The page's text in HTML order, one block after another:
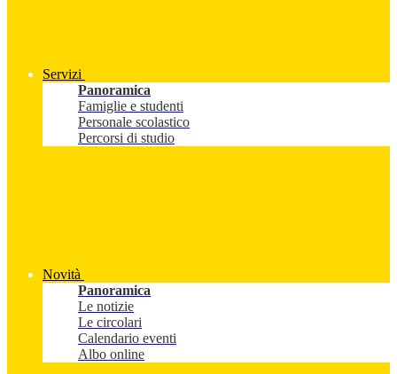
Servizi
Panoramica
Famiglie e studenti
Personale scolastico
Percorsi di studio
Novità
Panoramica
Le notizie
Le circolari
Calendario eventi
Albo online